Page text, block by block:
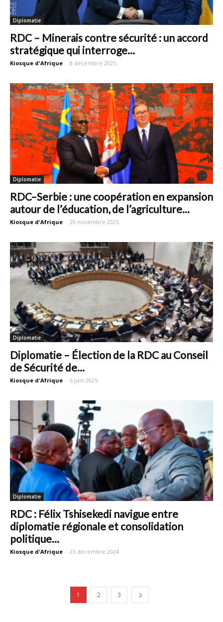
Diplomatie
RDC – Minerais contre sécurité : un accord
stratégique qui interroge...
Kiosque d'Afrique - 8 décembre 2025
Diplomatie
RDC–Serbie : une coopération en expansion
autour de l’éducation, de l’agriculture...
Kiosque d'Afrique - 29 novembre 2025
Diplomatie
Diplomatie – Élection de la RDC au Conseil
de Sécurité de...
Kiosque d'Afrique - 6 juin 2025
Diplomatie
RDC : Félix Tshisekedi navigue entre
diplomatie régionale et consolidation
politique...
Kiosque d'Afrique - 23 décembre 2024
1 2 3